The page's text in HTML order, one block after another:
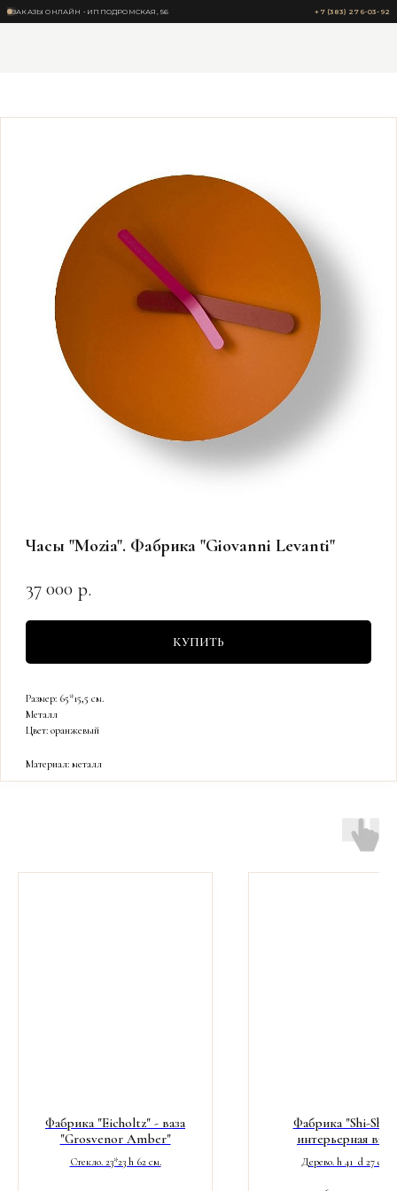
ЗАКАЗЫ ОНЛАЙН • ИППОДРОМСКАЯ, 56 +7 (383) 276-03-92
Часы "Mozia". Фабрика "Giovanni Levanti"
37 000 р.
КУПИТЬ
Размер: 65*15,5 см.
Металл
Цвет: оранжевый
Материал: металл
Фабрика "Eicholtz" - ваза
"Grosvenor Amber"
Стекло. 23*23 h 62 см.
Фабрика "Shi-Shi"
интерьерная ваза
Дерево. h 41 d 27 см.